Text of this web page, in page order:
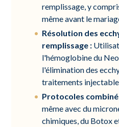
remplissage, y
même avant le
Résolution des
remplissage :
l'hémoglobine du
l'élimination des
traitements
Protocoles
même avec du
chimiques, du Botox